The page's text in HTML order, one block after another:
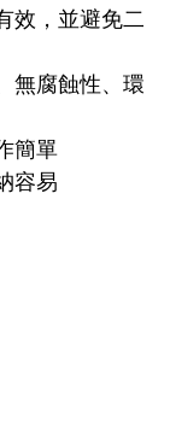
效，並避免二
無腐蝕性、環
簡單
容易